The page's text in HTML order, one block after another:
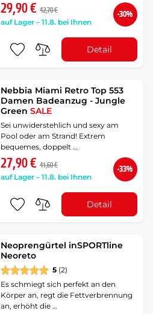
29,90 € 42,70 €
auf Lager – 11.8. bei Ihnen
-30%
Detail
Nebbia Miami Retro Top 553
Damen Badeanzug - Jungle
GreenSALE
Sei unwiderstehlich und sexy am
Pool oder am Strand! Extrem
bequemes, doppelt …
27,90 € 41,60 €
auf Lager – 11.8. bei Ihnen
-33%
Detail
Neoprengürtel inSPORTline
Neoreto
5 (2)
Es schmiegt sich perfekt an den
Körper an, regt die Fettverbrennung
an, erhöht die …